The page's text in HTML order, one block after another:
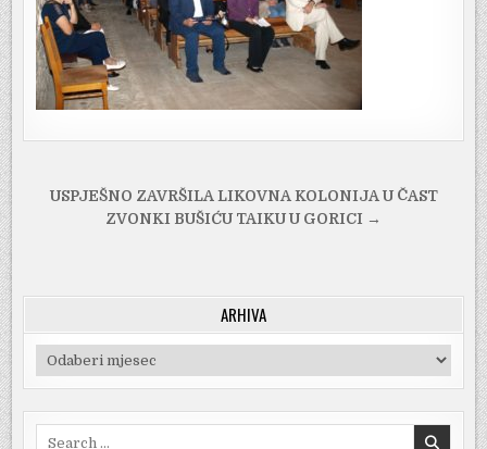
Navigacija
objava
USPJEŠNO ZAVRŠILA LIKOVNA KOLONIJA U ČAST
ZVONKI BUŠIĆU TAIKU U GORICI →
ARHIVA
Arhiva